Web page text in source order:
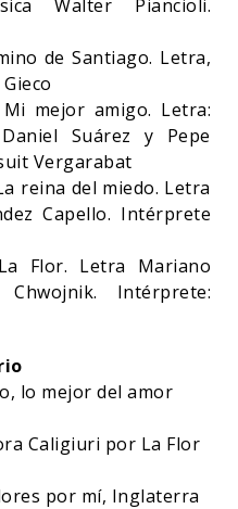
Walter Piancioli.
de Santiago. Letra,
mejor amigo. Letra:
Suárez y Pepe
Vergarabat
reina del miedo. Letra
Capello. Intérprete
Flor. Letra Mariano
Intérprete:
lo mejor del amor
Caligiuri por La Flor
por mí, Inglaterra